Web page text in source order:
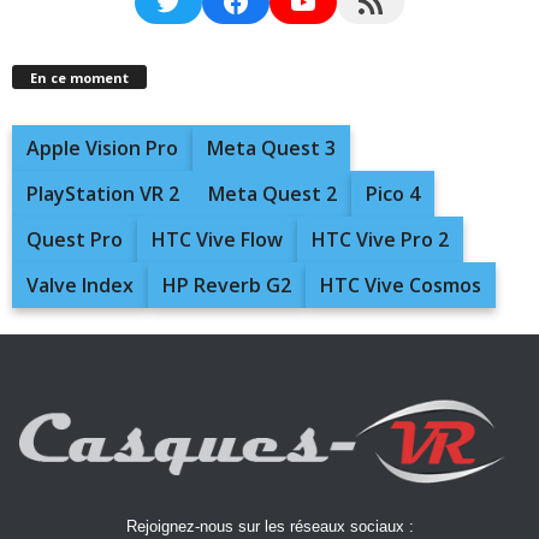
En ce moment
Apple Vision Pro
Meta Quest 3
PlayStation VR 2
Meta Quest 2
Pico 4
Quest Pro
HTC Vive Flow
HTC Vive Pro 2
Valve Index
HP Reverb G2 HTC Vive Cosmos
Rejoignez-nous sur les réseaux sociaux :